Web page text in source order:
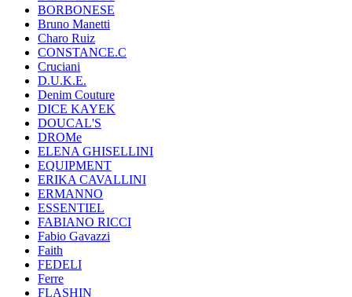
BORBONESE
Bruno Manetti
Charo Ruiz
CONSTANCE.C
Cruciani
D.U.K.E.
Denim Couture
DICE KAYEK
DOUCAL'S
DROMe
ELENA GHISELLINI
EQUIPMENT
ERIKA CAVALLINI
ERMANNO
ESSENTIEL
FABIANO RICCI
Fabio Gavazzi
Faith
FEDELI
Ferre
FLASHIN